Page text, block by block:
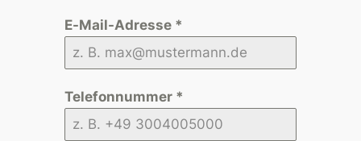
E-Mail-Adresse *
Telefonnummer *